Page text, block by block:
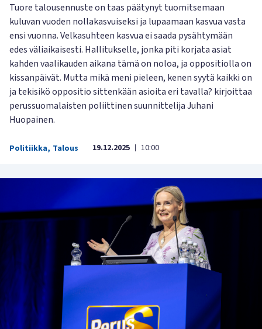
Tuore talousennuste on taas päätynyt tuomitsemaan
kuluvan vuoden nollakasvuiseksi ja lupaamaan kasvua vasta
ensi vuonna. Velkasuhteen kasvua ei saada pysähtymään
edes väliaikaisesti. Hallitukselle, jonka piti korjata asiat
kahden vaalikauden aikana tämä on noloa, ja oppositiolla on
kissanpäivät. Mutta mikä meni pieleen, kenen syytä kaikki on
ja tekisikö oppositio sittenkään asioita eri tavalla? kirjoittaa
perussuomalaisten poliittinen suunnittelija Juhani
Huopainen.
Politiikka, Talous 19.12.2025 | 10:00